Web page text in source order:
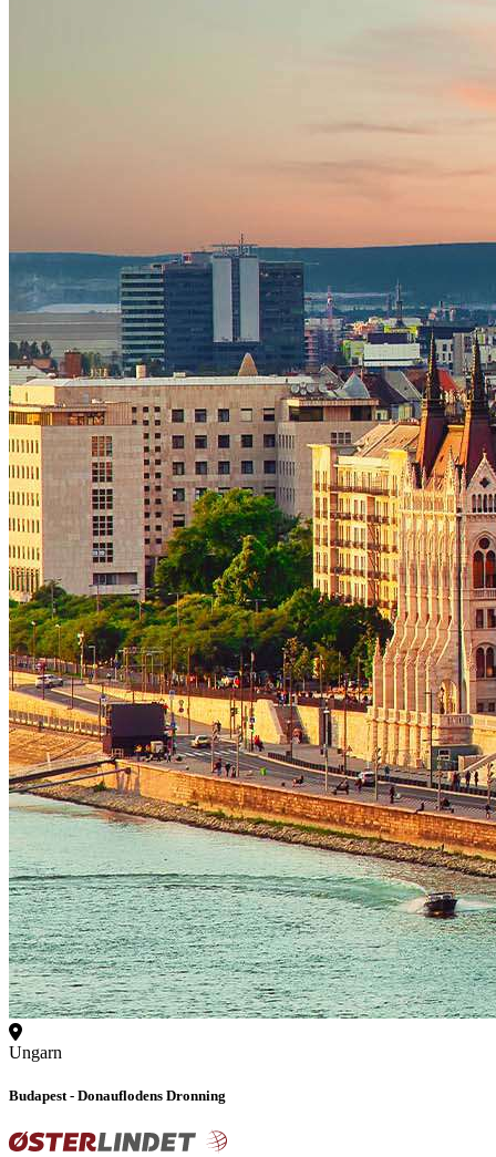
Ungarn
Budapest - Donauflodens Dronning